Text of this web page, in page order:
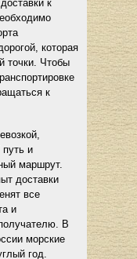
к
которая
точки. Чтобы
к
путь и
маршрут.
доставки
все
и
В
морские
год.